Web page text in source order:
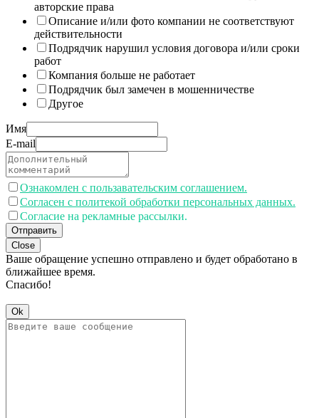
авторские права
Описание и/или фото компании не соответствуют
действительности
Подрядчик нарушил условия договора и/или сроки
работ
Компания больше не работает
Подрядчик был замечен в мошенничестве
Другое
Имя
E-mail
Ознакомлен с пользавательским соглашением.
Согласен с политекой обработки персональных данных.
Согласие на рекламные рассылки.
Отправить
Close
Ваше обращение успешно отправлено и будет обработано в
ближайшее время.
Спасибо!
Ok